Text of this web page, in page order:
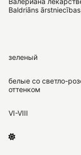
Baldriāns
зеленый
белые со светло-
оттенком
VI-VIII